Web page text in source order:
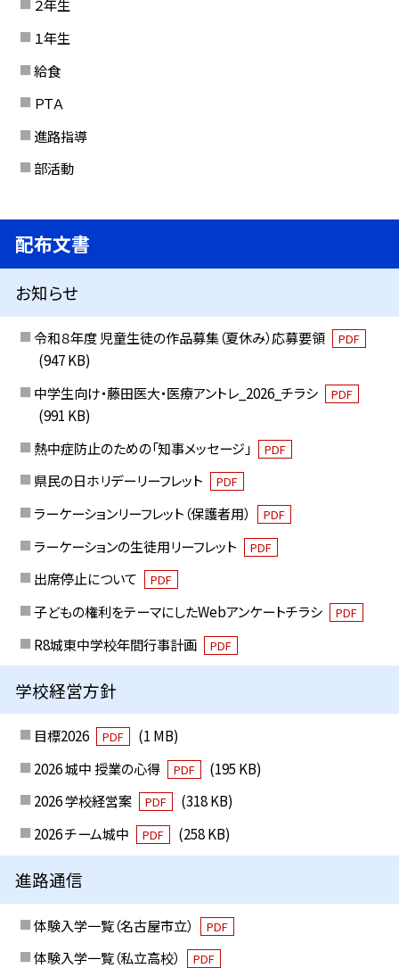
２年生
１年生
給食
ＰＴＡ
進路指導
部活動
配布文書
お知らせ
令和８年度 児童生徒の作品募集（夏休み）応募要領 PDF
(947 KB)
中学生向け・藤田医大・医療アントレ_2026_チラシ
PDF
(991 KB)
熱中症防止のための「知事メッセージ」
PDF
県民の日ホリデーリーフレット PDF
ラーケーションリーフレット（保護者用） PDF
ラーケーションの生徒用リーフレット PDF
出席停止について PDF
子どもの権利をテーマにしたWebアンケートチラシ PDF
R8城東中学校年間行事計画 PDF
学校経営方針
目標2026 PDF
(1 MB)
2026 城中 授業の心得
PDF
(195 KB)
2026 学校経営案
PDF
(318 KB)
2026 チーム城中
PDF (258 KB)
進路通信
体験入学一覧（名古屋市立） PDF
体験入学一覧（私立高校） PDF